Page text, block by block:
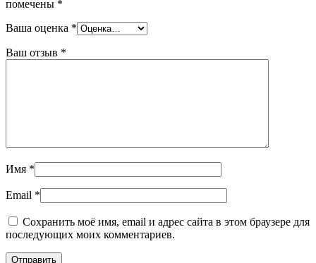
помечены *
Ваша оценка *
Ваш отзыв *
Имя *
Email *
Сохранить моё имя, email и адрес сайта в этом браузере для
последующих моих комментариев.